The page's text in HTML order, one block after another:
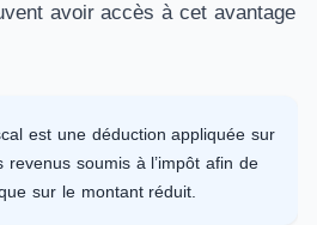
avoir accès à cet avantage
est une déduction appliquée sur
revenus soumis à l’impôt afin de
sur le montant réduit.